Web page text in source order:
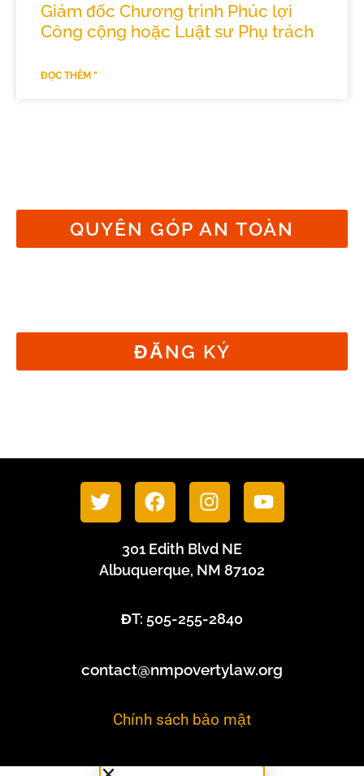
Giám đốc Chương trình Phúc lợi
Công cộng hoặc Luật sư Phụ trách
ĐỌC THÊM "
QUYÊN GÓP AN TOÀN
ĐĂNG KÝ
301 Edith Blvd NE
Albuquerque, NM 87102
ĐT: 505-255-2840
contact@nmpovertylaw.org
Chính sách bảo mật